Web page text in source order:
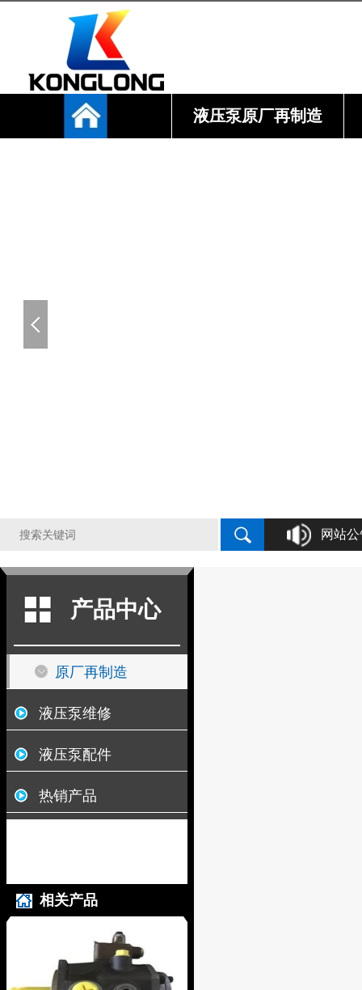
液压泵原厂再制造
网站
液压泵原
产品中心
原厂再制造
液压泵维修
液压泵配件
热销产品
相关产品